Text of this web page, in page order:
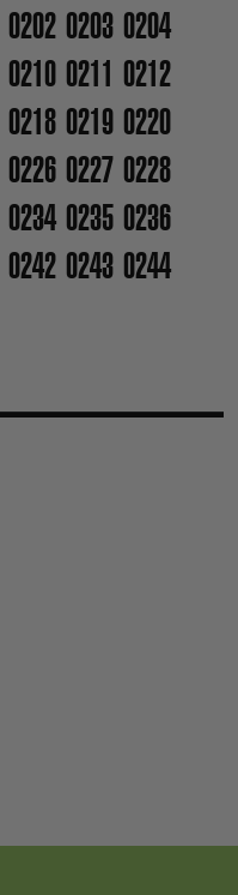
0202 0203 0204
0210 0211 0212
0218 0219 0220
0226 0227 0228
0234 0235 0236
0242 0243 0244